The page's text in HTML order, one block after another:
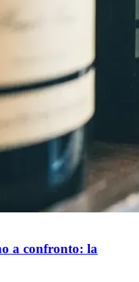
a confronto: la